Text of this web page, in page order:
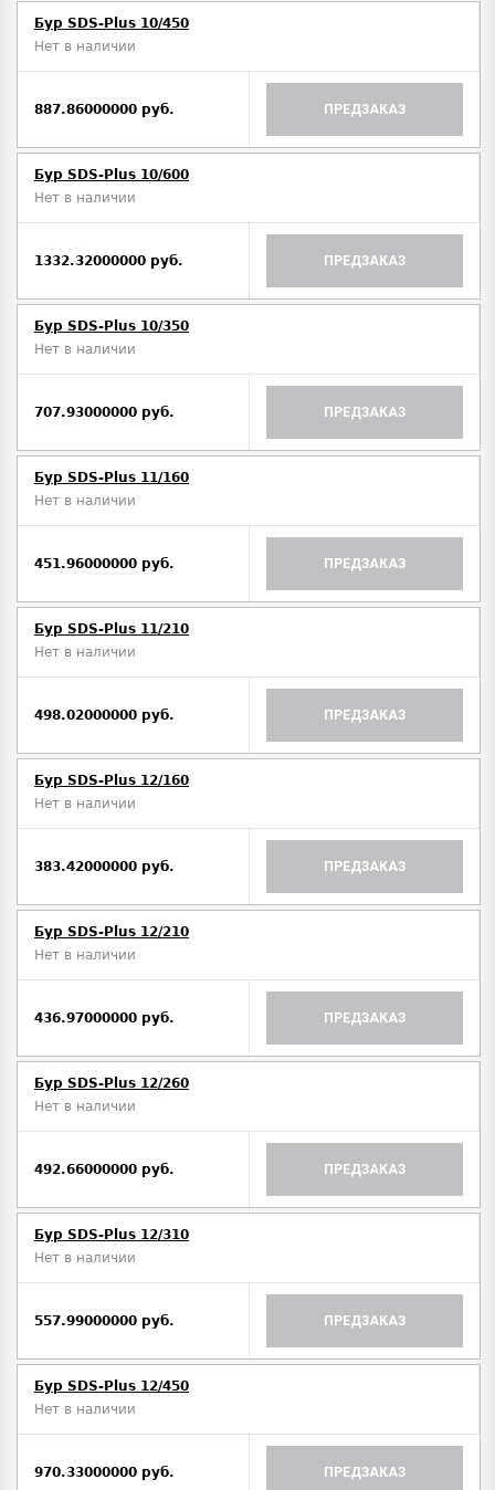
Бур SDS-Plus 10/450
Нет в наличии
887.86000000 руб. ПРЕДЗАКАЗ
Бур SDS-Plus 10/600
Нет в наличии
1332.32000000 руб. ПРЕДЗАКАЗ
Бур SDS-Plus 10/350
Нет в наличии
707.93000000 руб. ПРЕДЗАКАЗ
Бур SDS-Plus 11/160
Нет в наличии
451.96000000 руб. ПРЕДЗАКАЗ
Бур SDS-Plus 11/210
Нет в наличии
498.02000000 руб. ПРЕДЗАКАЗ
Бур SDS-Plus 12/160
Нет в наличии
383.42000000 руб. ПРЕДЗАКАЗ
Бур SDS-Plus 12/210
Нет в наличии
436.97000000 руб. ПРЕДЗАКАЗ
Бур SDS-Plus 12/260
Нет в наличии
492.66000000 руб. ПРЕДЗАКАЗ
Бур SDS-Plus 12/310
Нет в наличии
557.99000000 руб. ПРЕДЗАКАЗ
Бур SDS-Plus 12/450
Нет в наличии
970.33000000 руб. ПРЕДЗАКАЗ